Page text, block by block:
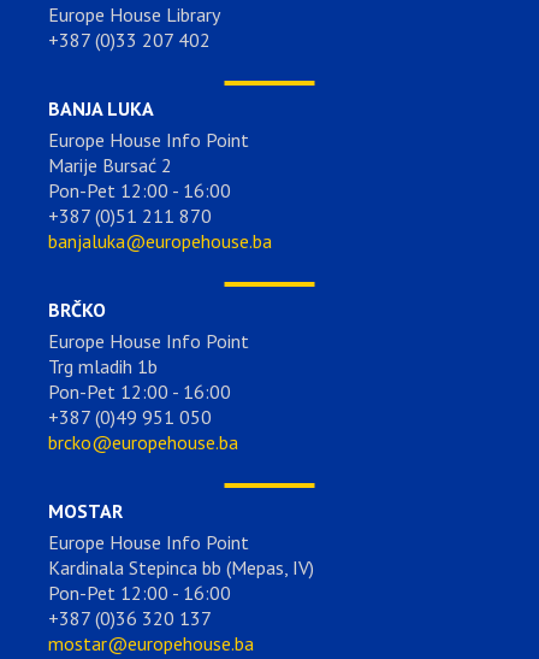
Europe House Library
+387 (0)33 207 402
BANJA LUKA
Europe House Info Point
Marije Bursać 2
Pon-Pet 12:00 - 16:00
+387 (0)51 211 870
banjaluka@europehouse.ba
BRČKO
Europe House Info Point
Trg mladih 1b
Pon-Pet 12:00 - 16:00
+387 (0)49 951 050
brcko@europehouse.ba
MOSTAR
Europe House Info Point
Kardinala Stepinca bb (Mepas, IV)
Pon-Pet 12:00 - 16:00
+387 (0)36 320 137
mostar@europehouse.ba